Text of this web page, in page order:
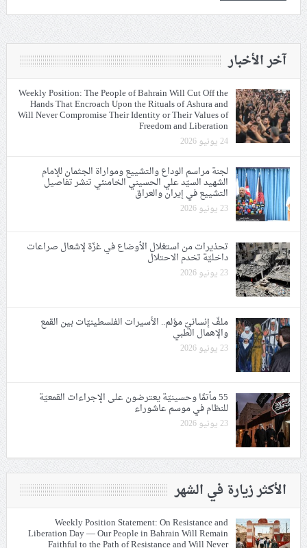
آخر الأخبار
Weekly Position: The People of Bahrain Will Cut Off the
Hands That Encroach Upon the Rituals of Ashura and
Will Never Compromise Their Identity or Their Values of
Freedom and Liberation
24 يونيو 2026
لجنة مراسم الوداع والتشييع ومواراة الجثمان للإمام
الشهيد السيّد علي الحسيني الخامنئي تنشر تفاصيل
التشييع في إيران والعراق
23 يونيو 2026
تحذيرات من استغلال الأوضاع في غزّة لإشعال صراعات
داخليّة تخدم الاحتلال
23 يونيو 2026
ملفّ إنسانيّ مؤلم.. الأسيرات الفلسطينيّات بين القمع
والإهمال الطبي
23 يونيو 2026
55 مأتمًا وحسينيّة يعترضون على الإجراءات القمعيّة
للنظام في موسم عاشوراء
23 يونيو 2026
الأكثر زيارة في الشهر
Weekly Position Statement: On Resistance and
Liberation Day — Our People in Bahrain Will Remain